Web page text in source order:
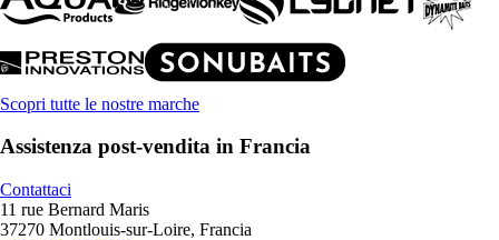
Scopri tutte le nostre marche
Assistenza post-vendita in Francia
Contattaci
11 rue Bernard Maris
37270 Montlouis-sur-Loire, Francia